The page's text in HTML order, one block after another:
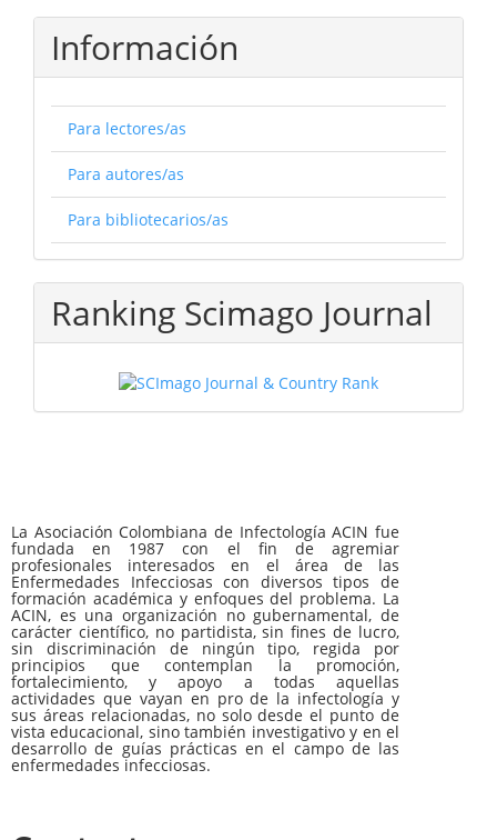
Información
Para lectores/as
Para autores/as
Para bibliotecarios/as
Ranking Scimago Journal
La Asociación Colombiana de Infectología ACIN fue
fundada en 1987 con el fin de agremiar
profesionales interesados en el área de las
Enfermedades Infecciosas con diversos tipos de
formación académica y enfoques del problema. La
ACIN, es una organización no gubernamental, de
carácter científico, no partidista, sin fines de lucro,
sin discriminación de ningún tipo, regida por
principios que contemplan la promoción,
fortalecimiento, y apoyo a todas aquellas
actividades que vayan en pro de la infectología y
sus áreas relacionadas, no solo desde el punto de
vista educacional, sino también investigativo y en el
desarrollo de guías prácticas en el campo de las
enfermedades infecciosas.